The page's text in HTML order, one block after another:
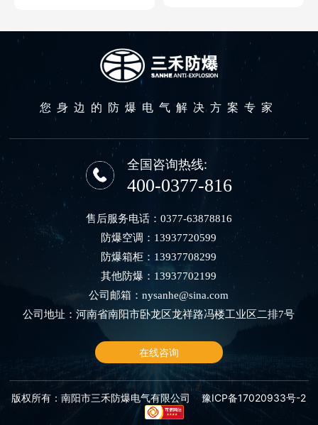
您身边的防爆电气解决方案专家
全国咨询热线:
400-0377-816
售后服务电话： 0377-63878816
防爆空调： 13937720599
防爆箱柜： 13937708299
其他防爆： 13937702199
公司邮箱：nysanhe@sina.com
公司地址：河南省南阳市卧龙区龙祥路冯楼工业区二排7号
在线咨询
版权所有：南阳市三禾防爆电气有限公司 豫ICP备17020933号-2